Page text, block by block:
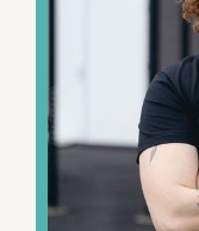
staat een
centraal:
klacht, maar
patiënten
haar
wielrennen
belangrijk
daarnaast